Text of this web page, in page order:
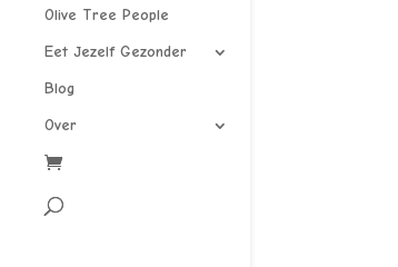
Olive Tree People
Eet Jezelf Gezonder
Blog
Over